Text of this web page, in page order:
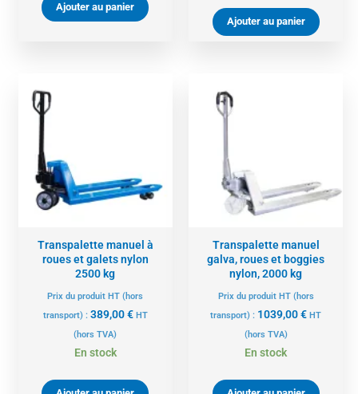
Ajouter au panier
Ajouter au panier
Transpalette manuel à
roues et galets nylon
2500 kg
Prix du produit HT (hors
transport) : 389,00€ HT
(hors TVA)
En stock
Transpalette manuel
galva, roues et boggies
nylon, 2000 kg
Prix du produit HT (hors
transport) : 1039,00€ HT
(hors TVA)
En stock